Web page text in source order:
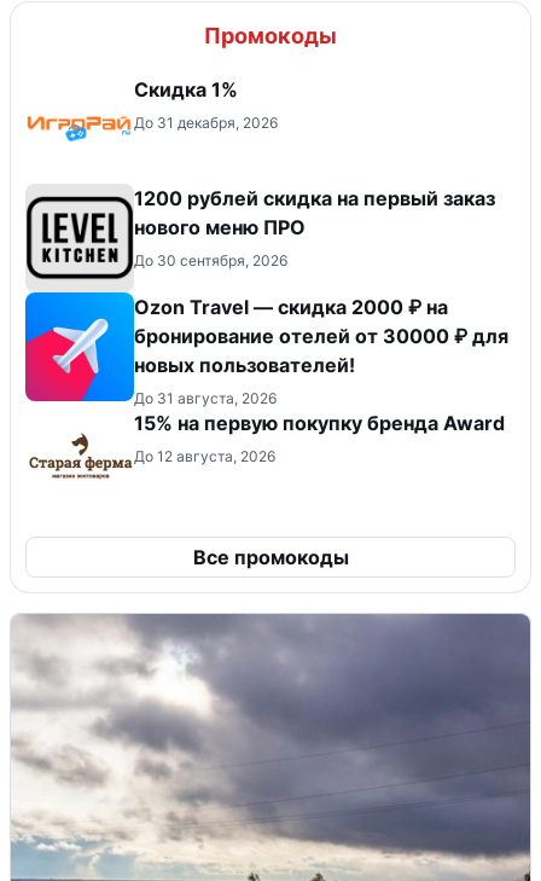
Промокоды
Скидка 1%
До 31 декабря, 2026
​1200 рублей скидка на первый заказ
нового меню ПРО
До 30 сентября, 2026
Ozon Travel — скидка 2000 ₽ на
бронирование отелей от 30000 ₽ для
новых пользователей!
До 31 августа, 2026
15% на первую покупку бренда Award
До 12 августа, 2026
Все промокоды